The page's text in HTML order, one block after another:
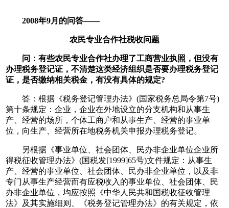
2008年9月的问答——
农民专业合作社税收问题
问：有些农民专业合作社办理了工商营业执照，但没有
办理税务登记证，不清楚这类经济组织是否要办理税务登记
证，是否缴纳相关税金，有没有具体的规定?
答：根据《税务登记管理办法》(国家税务总局令第7号)
第十条规定：企业，企业在外地设立的分支机构和从事生
产、经营的场所，个体工商户和从事生产、经营的事业单
位，向生产、经营所在地税务机关申报办理税务登记。
另根据《事业单位、社会团体、民办非企业单位企业所
得税征收管理办法》(国税发[1999]65号)文件规定：从事生
产、经营的事业单位、社会团体、民办非企业单位，以及非
专门从事生产经营而有应税收入的事业单位、社会团体、民
办非企业单位，均应按照《中华人民共和国税收征收管理
法》及其实施细则、《税务登记管理办法》的有关规定，依